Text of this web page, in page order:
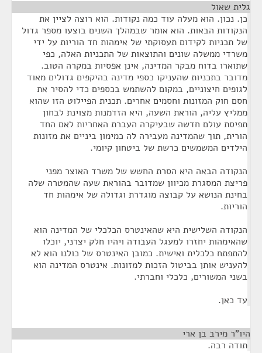
גלית שאול
כן. נכון. הוא מעלה עוד כמה נקודות. הוא רוצה לציין את
הנקודות הבאות. הוא אומר שבמהלך השנים בוצעו מספר גדול
של תכניות לקידום תעסוקתי של אימהות חד הוריות על ידי
משרדי ממשלה שונים והתוצאות של התכניות האלה, כפי
שתוארו בדוח מבקר המדינה, אינן אפסיות במקרה הטוב.
מדובר בתכניות שהעניקו כספי מדינה בהיקפים גדולים מאוד
לגופים חיצוניים, במקום להשתמש בכספים כדי להסיר את
חסם חוק המזונות וחסמים אחרים. תכנית הפיילוט הזו שהוא
ממליץ עליה, הוראת השעה, היא הזדמנות מצוינת לבחון
תפיסת עולם חדשה שבעיקרה העברת האחריות לאם החד
הורית, תוך שהמדינה מעבירה לה כמימון ביניים את מזונות
הילדים המשמשים כרשת של ביטחון קיומי.
הנקודה הבאה היא הסרת החשש של משרד האוצר מפני
פריצת המסגרת מכיוון שמדובר בהוראת שעה שהמטרה שלה
בחינת הנושא על קבוצה מוגדרת וגדולה של אימהות חד
הוריות.
הנקודה השלישית היא שהאינטרס הכלכלי של המדינה הוא
שהאימהות יחזרו למעגל העבודה ויהיו חלק יצרני, יוכלו
להתפתח כלכלית ואישית. כמובן האינטרס של כולנו הוא לא
להעניש אותן בביטול הזכות למזונות. אינטרס המדינה הוא
בשני המשורים, כלכלי וחברתי.
עד כאן.
היו"ר מירב בן ארי
תודה רבה.